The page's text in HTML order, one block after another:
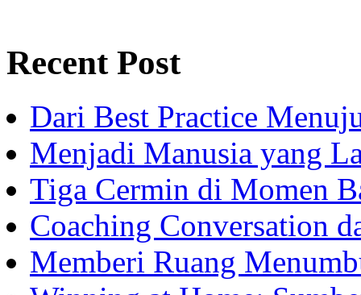
Recent Post
Dari Best Practice
Menjadi Manusia yang
Tiga Cermin di Momen
Coaching Conversation
Memberi Ruang